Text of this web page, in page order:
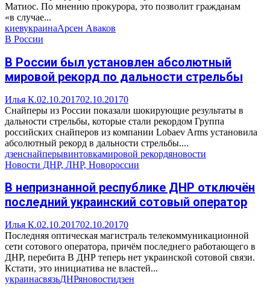
Матиос. По мнению прокурора, это позволит гражданам
«в случае...
киевукраинаАрсен Аваков
В России
В России был установлен абсолютный
мировой рекорд по дальности стрельбы
Илья К.02.10.201702.10.20170
Снайперы из России показали шокирующие результаты в
дальности стрельбы, которые стали рекордом Группа
российских снайперов из компании Lobaev Arms установила
абсолютный рекорд в дальности стрельбы....
дзенснайперывинтовкамировой рекордяновости
Новости ДНР, ЛНР, Новороссии
В непризнанной республике ДНР отключён
последний украинский сотовый оператор
Илья К.02.10.201702.10.20170
Последняя оптическая магистраль телекоммуникационной
сети сотового оператора, причём последнего работающего в
ДНР, перебита В ДНР теперь нет украинской сотовой связи.
Кстати, это инициатива не властей...
украинасвязьДНРяновостидзен